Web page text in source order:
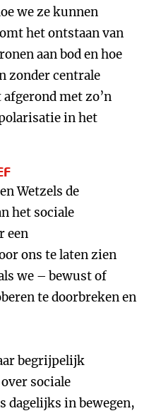
we ze kunnen
het ontstaan van
aan bod en hoe
zonder centrale
met zo’n
in het
Wetzels de
het sociale
een
ons te laten zien
we – bewust of
te doorbreken en
begrijpelijk
sociale
dagelijks in bewegen,